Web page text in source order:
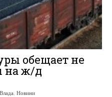
обещает не
на ж/д
Влада Новини